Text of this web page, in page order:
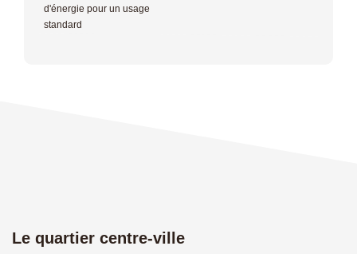
d'énergie pour un usage
standard
Le quartier centre-ville